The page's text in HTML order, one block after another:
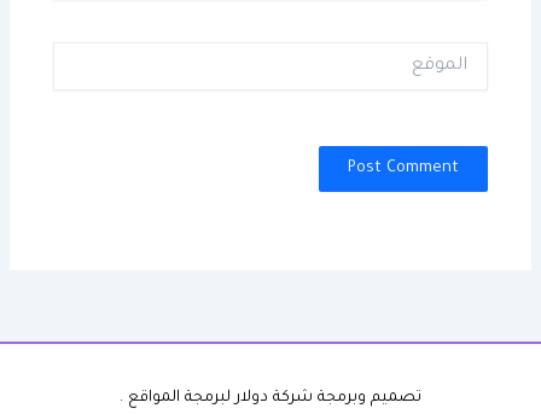
الموقع
تصميم وبرمجة شركة دولار لبرمجة المواقع .